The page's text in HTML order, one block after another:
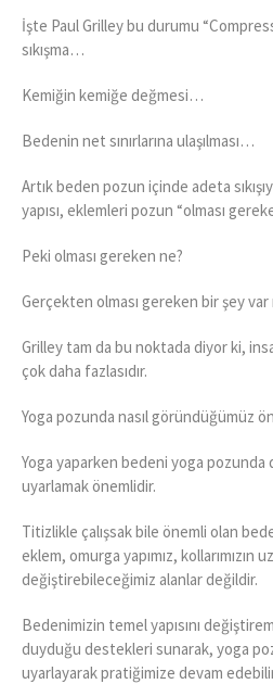
İşte Paul Grilley bu durumu
sıkışma…
Kemiğin kemiğe değmesi…
Bedenin net sınırlarına ulaşılması…
Artık beden pozun içinde adeta
yapısı, eklemleri pozun “olması
Peki olması gereken ne?
Gerçekten olması gereken bir şey var
Grilley tam da bu noktada diyor ki,
çok daha fazlasıdır.
Yoga pozunda nasıl göründüğümüz
Yoga yaparken bedeni yoga
uyarlamak önemlidir.
Titizlikle çalışsak bile önemli olan
eklem, omurga yapımız, kollarımızın
değiştirebileceğimiz alanlar değildir.
Bedenimizin temel yapısını
duyduğu destekleri sunarak, yoga
uyarlayarak pratiğimize devam